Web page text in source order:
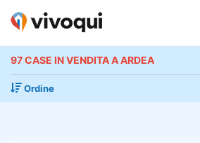
97 CASE IN VENDITA A ARDEA
Ordine